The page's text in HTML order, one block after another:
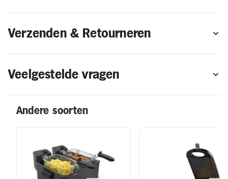
Verzenden & Retourneren
Veelgestelde vragen
Andere soorten